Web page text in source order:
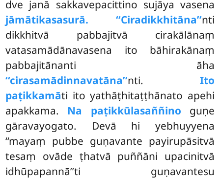
dve janā sakkavepacittino sujāya vasena
jāmātikasasurā. ‘‘Ciradikkhitāna’’nti
dikkhitvā pabbajitvā cirakālānaṃ
vatasamādānavasena ito bāhirakānaṃ
pabbajitānanti āha
‘‘cirasamādinnavatāna’’nti. Ito
paṭikkamāti ito yathāṭhitaṭṭhānato apehi
apakkama. Na paṭikkūlasaññino guṇe
gāravayogato. Devā hi yebhuyyena
‘‘mayaṃ pubbe guṇavante payirupāsitvā
tesaṃ ovāde ṭhatvā puññāni upacinitvā
idhūpapannā’’ti guṇavantesu